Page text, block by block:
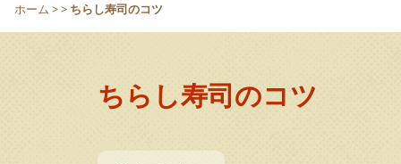
ホーム >> ちらし寿司のコツ
ちらし寿司のコツ